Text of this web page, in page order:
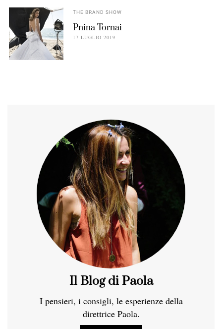
THE BRAND SHOW
Pnina Tornai
17 LUGLIO 2019
Il Blog di Paola
I pensieri, i consigli, le esperienze della
direttrice Paola.